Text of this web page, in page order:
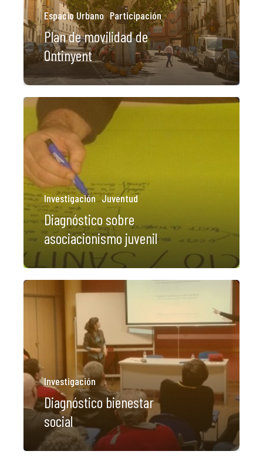
Espacio Urbano Participación
Plan de movilidad de
Ontinyent
Investigación Juventud
Diagnóstico sobre
asociacionismo juvenil
Investigación
Diagnóstico bienestar
social